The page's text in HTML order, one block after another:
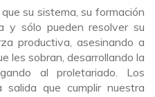
su sistema, su formación
y sólo pueden resolver su
productiva, asesinando a
les sobran, desarrollando la
al proletariado. Los
que cumplir nuestra